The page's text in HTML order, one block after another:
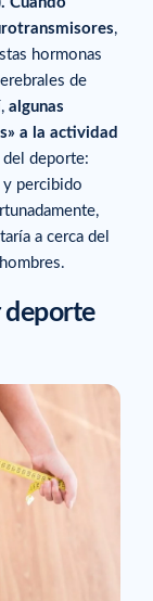
,
hormonas
de
algunas
a la actividad
deporte:
y percibido
a cerca del
deporte